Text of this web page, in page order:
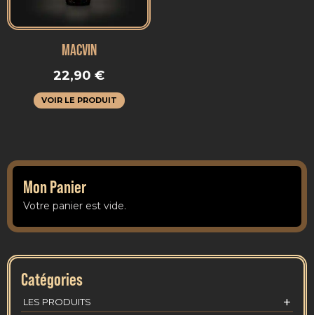
MACVIN
22,90€
VOIR LE PRODUIT
Mon Panier
Votre panier est vide.
Catégories
+
LES PRODUITS